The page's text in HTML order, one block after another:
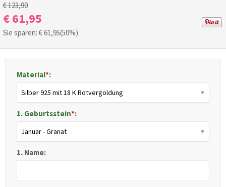
€ 123,90
€ 61,95
Sie sparen: €61,95(50%)
Material*:
Silber 925 mit 18 K Rotvergoldung
1. Geburtsstein*:
Januar - Granat
1. Name: